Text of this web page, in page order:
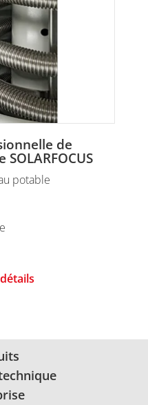
de
potable